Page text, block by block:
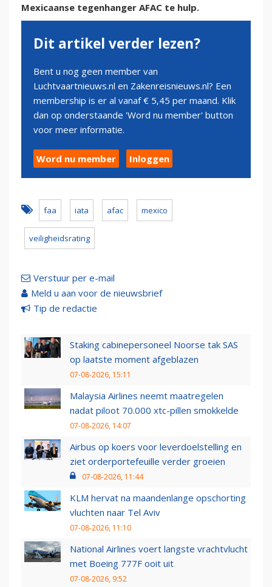
Mexicaanse tegenhanger AFAC te hulp.
Dit artikel verder lezen?
Bent u nog geen member van
Luchtvaartnieuws.nl en Zakenreisnieuws.nl? Een
membership is er al vanaf € 5,45 per maand. Klik
dan op onderstaande 'Word nu member' button
voor meer informatie.
Word nu member Inloggen
faa iata afac mexico
veiligheidsrating
Verstuur per e-mail
Meld u aan voor de nieuwsbrief
Tip de redactie
Staking cabinepersoneel Noorse tak SAS
op laatste moment afgeblazen
07-08-2026, 15:11
Malaysia Airlines neemt maatregelen
nadat piloot 70.000 xtc-pillen smokkelde
07-08-2026, 14:07
Airbus op koers voor leverdoelstelling en
ziet orderportefeuille verder groeien
07-08-2026, 11:44
KLM hervat na maandenlange opschorting
vluchten naar Tel Aviv
07-08-2026, 11:10
National Airlines voert langste vrachtvlucht
met Boeing 777F ooit uit
07-08-2026, 9:52